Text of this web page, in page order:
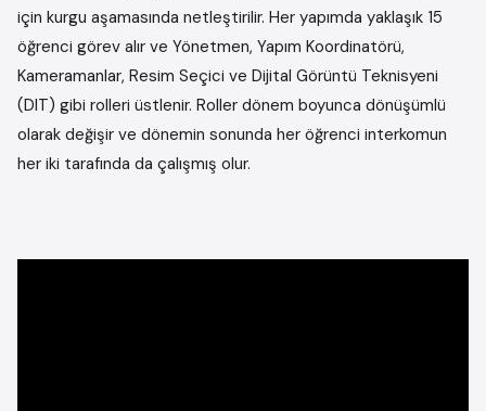
için kurgu aşamasında netleştirilir. Her yapımda yaklaşık 15
öğrenci görev alır ve Yönetmen, Yapım Koordinatörü,
Kameramanlar, Resim Seçici ve Dijital Görüntü Teknisyeni
(DIT) gibi rolleri üstlenir. Roller dönem boyunca dönüşümlü
olarak değişir ve dönemin sonunda her öğrenci interkomun
her iki tarafında da çalışmış olur.